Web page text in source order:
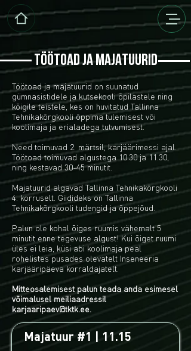
TÖÖTOAD JA MAJATUURID
Töötoad ja majatuurid on suunatud
gümnasistidele ja kutsekooli õpilastele ning
kõigile teistele, kes on huvitatud Tallinna
Tehnikakõrgkooli õppima tulemisest või
koolimaja ja erialadega tutvumisest.
Need toimuvad 2. märtsil, karjäärimessi ajal.
Töötoad toimuvad algustega 10.30 ja 11.30,
ning kestavad 30-45 minutit.
Majatuurid algavad Tallinna Tehnikakõrgkooli
4. korruselt. Giidideks on Tallinna
Tehnikakõrgkooli tudengid ja õppejõud.​
Palun ole kohal õiges ruumis vähemalt 5
minutit enne tegevuse algust! Kui õiget ruumi
üles ei leia, küsi abi koolimaja peal
rohelistes pusades olevatelt Inseneeria
karjääripäeva korraldajatelt.​
Mitteosalemisest palun teada anda esimesel
võimalusel meiliaadressil
karjaaripaev@tktk.ee.
Majatuur #1 | 11.15